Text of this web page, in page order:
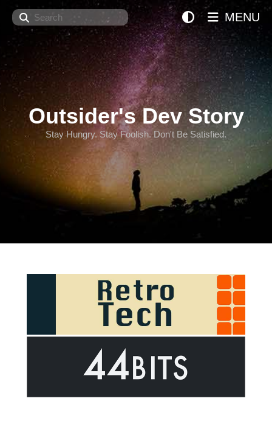
Search
Outsider's Dev Story
Stay Hungry. Stay Foolish. Don't Be Satisfied.
MENU